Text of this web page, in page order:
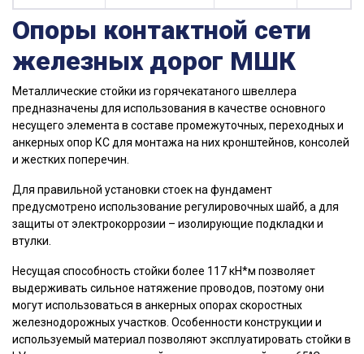
Опоры контактной сети
железных дорог МШК
Металлические стойки из горячекатаного швеллера
предназначены для использования в качестве основного
несущего элемента в составе промежуточных, переходных и
анкерных опор КС для монтажа на них кронштейнов, консолей
и жестких поперечин.
Для правильной установки стоек на фундамент
предусмотрено использование регулировочных шайб, а для
защиты от электрокоррозии – изолирующие подкладки и
втулки.
Несущая способность стойки более 117 кН*м позволяет
выдерживать сильное натяжение проводов, поэтому они
могут использоваться в анкерных опорах скоростных
железнодорожных участков. Особенности конструкции и
используемый материал позволяют эксплуатировать стойки в